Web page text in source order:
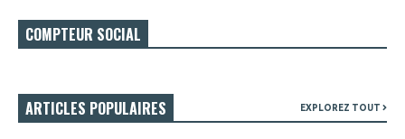
COMPTEUR SOCIAL
ARTICLES POPULAIRES EXPLOREZ TOUT